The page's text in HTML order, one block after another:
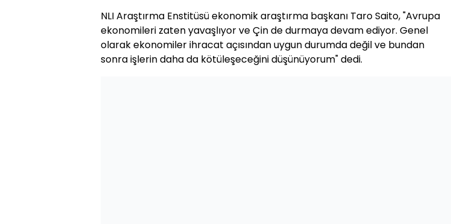
NLI Araştırma Enstitüsü ekonomik araştırma başkanı Taro Saito, "Avrupa
ekonomileri zaten yavaşlıyor ve Çin de durmaya devam ediyor. Genel
olarak ekonomiler ihracat açısından uygun durumda değil ve bundan
sonra işlerin daha da kötüleşeceğini düşünüyorum" dedi.